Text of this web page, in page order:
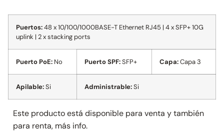
Puertos:48 x 10/100/1000BASE-T Ethernet RJ45 | 4 x SFP+ 10G
uplink | 2 x stacking ports
Puerto PoE: No Puerto SPF:SFP+ Capa:Capa 3
Apilable:Si Administrable:Si
Este producto está disponible para venta y también
para renta, más info.